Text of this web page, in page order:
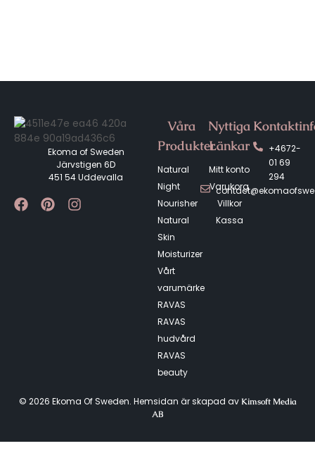
Ekoma of Sweden
Järvstigen 6D
451 54 Uddevalla
Våra
Produkter
Natural
Night
Nourisher
Natural
Skin
Moisturizer
Vårt
varumärke
RAVAS
RAVAS
hudvård
RAVAS
beauty
Nyttiga
Länkar
Mitt konto
Varukorg
Villkor
Kassa
+4672-
01 69
294
© 2026 Ekoma Of Sweden. Hemsidan är skapad av Kimsoft Media
AB